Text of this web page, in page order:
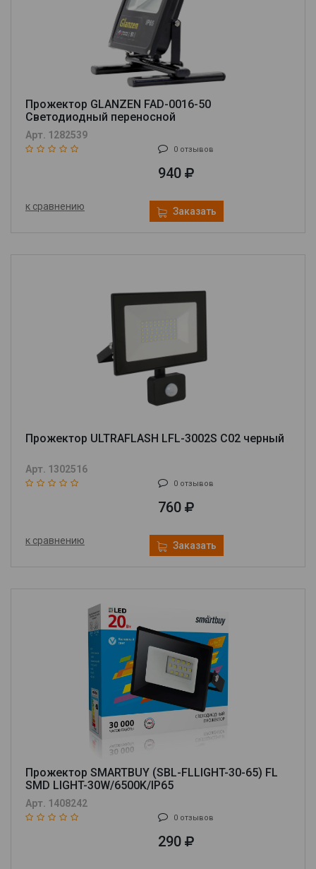
Прожектор GLANZEN FAD-0016-50
Cветодиодный переносной
Арт. 1282539
0 отзывов
940
к сравнению Заказать
Прожектор ULTRAFLASH LFL-3002S C02 черный
Арт. 1302516
0 отзывов
760
к сравнению Заказать
Прожектор SMARTBUY (SBL-FLLIGHT-30-65) FL
SMD LIGHT-30W/6500K/IP65
Арт. 1408242
0 отзывов
290